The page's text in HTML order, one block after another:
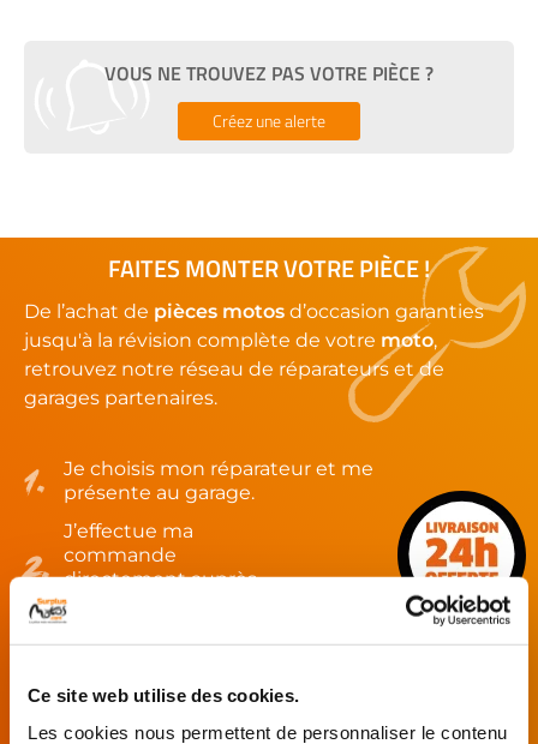
Ce site web utilise des cookies.
Les cookies nous permettent de personnaliser le contenu
VOUS NE TROUVEZ PAS VOTRE PIÈCE ?
Créez une alerte
FAITES MONTER VOTRE PIÈCE !
De l’achat de pièces motos d’occasion garanties
jusqu'à la révision complète de votre moto,
retrouvez notre réseau de réparateurs et de
garages partenaires.
Je choisis mon réparateur et me
présente au garage.
J’effectue ma
commande
directement auprès
du réparateur.
Mes pièces sont livrées et